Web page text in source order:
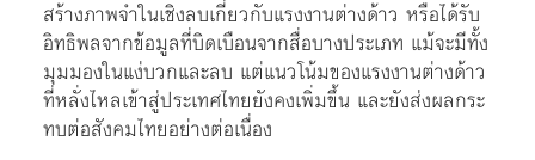
สร้างภาพจำในเชิงลบเกี่ยวกับแรงงานต่างด้าว หรือได้รับ
อิทธิพลจากข้อมูลที่บิดเบือนจากสื่อบางประเภท แม้จะมีทั้ง
มุมมองในแง่บวกและลบ แต่แนวโน้มของแรงงานต่างด้าว
ที่หลั่งไหลเข้าสู่ประเทศไทยยังคงเพิ่มขึ้น และยังส่งผลกระ
ทบต่อสังคมไทยอย่างต่อเนื่อง